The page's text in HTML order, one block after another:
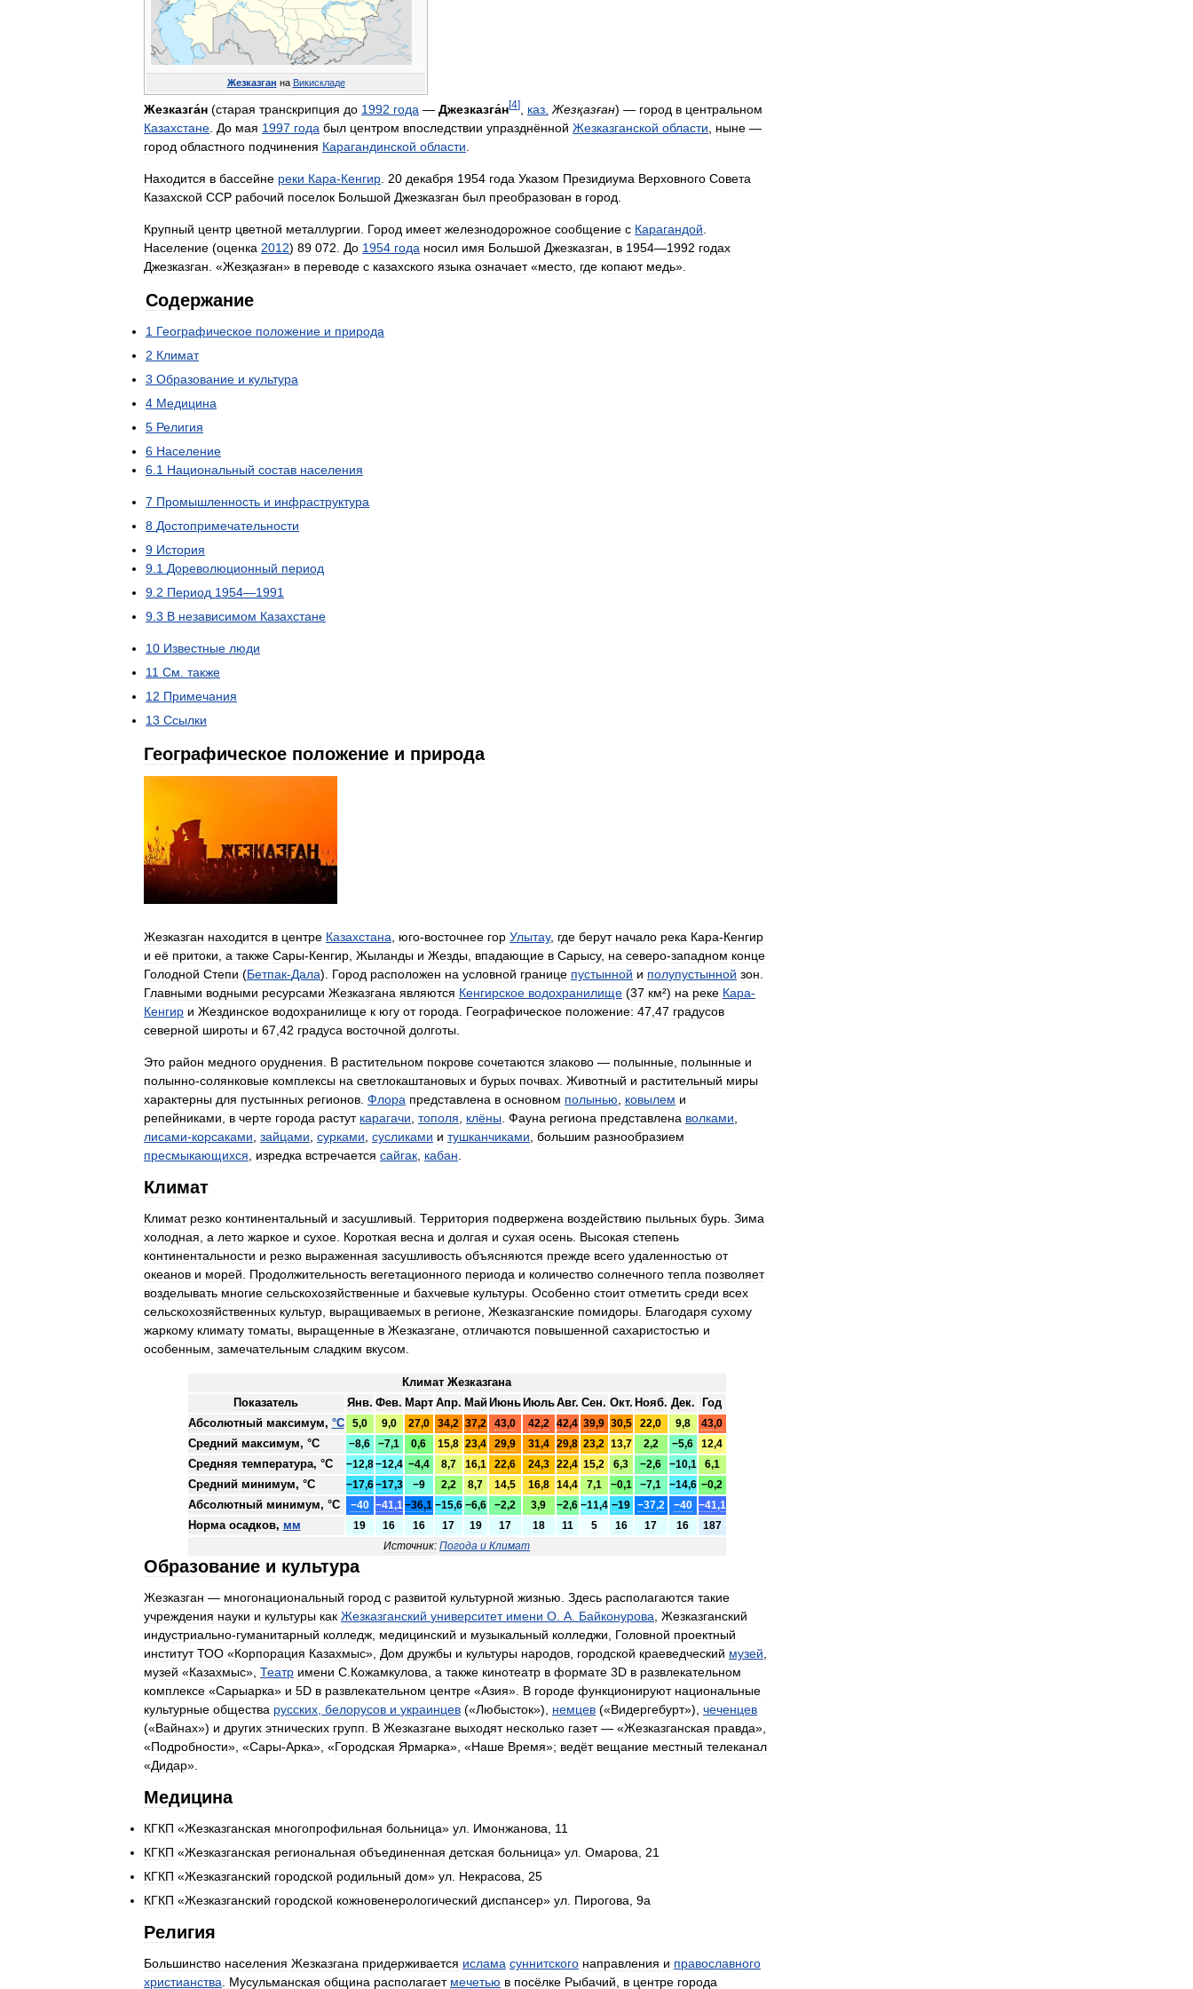
Жезказган на Викискладе
Жезказга́н (старая транскрипция до 1992 года — Джезказга́н[4] каз Жезқазған) — город в центральном
Казахстане До мая 1997 года был центром впоследствии упразднённой Жезказганской области ныне —
город областного подчинения Карагандинской области
Находится в бассейне реки Кара-Кенгир 20 декабря 1954 года Указом Президиума Верховного Совета
Казахской ССР рабочий поселок Большой Джезказган был преобразован в город
Крупный центр цветной металлургии Город имеет железнодорожное сообщение с Карагандой
Население (оценка 2012) 89 072 До 1954 года носил имя Большой Джезказган в 1954—1992 годах
Джезказган . «Жезқазған» в переводе с казахского языка означает«место где копают медь».
Содержание
1 Географическое положение и природа
2 Климат
3 Образование и культура
4 Медицина
5 Религия
6 Население
6 1 Национальный состав населения
7 Промышленность и инфраструктура
8 Достопримечательности
9 История
9 1 Дореволюционный период
9 2 Период 1954—1991
9 3 В независимом Казахстане
10 Известные люди
11 См также
12 Примечания
13 Ссылки
Географическое положение и природа
Жезказган находится в центре Казахстана юго-восточнее гор Улытау, где берут начало река Кара-Кенгир
и её притоки а также Сары-Кенгир Жыланды и Жезды впадающие в Сарысу, на северо-западном конце
Голодной Степи (Бетпак-Дала). Город расположен на условной границе пустынной и полупустынной зон
Главными водными ресурсами Жезказгана являются Кенгирское водохранилище (37 км²) на реке Кара-
Кенгир и Жездинское водохранилище к югу от города Географическое положение: 47 47 градусов
северной широты и 67 42 градуса восточной долготы
Это район медного оруднения В растительном покрове сочетаются злаково — полынные полынные и
полынно-солянковые комплексы на светлокаштановых и бурых почвах Животный и растительный миры
характерны для пустынных регионов Флора представлена в основном полынью ковылем и
репейниками
в черте города растут карагачи тополя клёны Фауна региона представлена волками
лисами-корсаками зайцами сурками сусликами и тушканчиками большим разнообразием
пресмыкающихся
изредка встречается сайгак кабан
Климат
Климат резко континентальный и засушливый Территория подвержена воздействию пыльных бурь Зима
холодная а лето жаркое и сухое Короткая весна и долгая и сухая осень Высокая степень
континентальности и резко выраженная засушливость объясняются прежде всего удаленностью от
океанов и морей Продолжительность вегетационного периода и количество солнечного тепла позволяет
возделывать многие сельскохозяйственные и бахчевые культуры Особенно стоит отметить среди всех
сельскохозяйственных культур выращиваемых в регионе Жезказганские помидоры Благодаря сухому
жаркому климату томаты выращенные в Жезказгане отличаются повышенной сахаристостью и
особенным замечательным сладким вкусом
Климат Жезказгана
Показатель
Янв. Фев. Март Апр. Май Июнь ИюльАвг. Сен. Окт. Нояб. Дек.
Год
Абсолютный максимум, °C 5,0 9,0 27,0 34,2 37,2 43,0 42,2 42,4 39,9 30,5 22,0 9,8 43,0
Средний максимум, °C −8,6 −7,1 0,6 15,8 23,4 29,9 31,4 29,8 23,2 13,7 2,2 −5,6 12,4
Средняя температура, °C −12,8−12,4 −4,4 8,7 16,1 22,6 24,3 22,4 15,2 6,3 −2,6 −10,1 6,1
Средний минимум, °C −17,6−17,3 −9 2,2 8,7 14,5 16,8 14,4 7,1 −0,1 −7,1 −14,6 −0,2
Абсолютный минимум, °C −40 −41,1−36,1 −15,6 −6,6 −2,2 3,9 −2,6 −11,4 −19 −37,2 −40 −41,1
Норма осадков, мм 19 16 16 17 19 17 18 11 5 16 17 16
187
Источник: Погода и Климат
Образование и культура
Жезказган — многонациональный город с развитой культурной жизнью Здесь располагаются такие
учреждения науки и культуры как Жезказганский университет имени О А Байконурова Жезказганский
индустриально-гуманитарный колледж медицинский и музыкальный колледжи Головной проектный
институт ТОО «Корпорация Казахмыс», Дом дружбы и культуры народов городской краеведческий музей
музей «Казахмыс», Театр имени С Кожамкулова а также кинотеатр в формате 3D в развлекательном
комплексе «Сарыарка» и 5D в развлекательном центре «Азия». В городе функционируют национальные
культурные общества русских белорусов и украинцев («Любысток»), немцев («Видергебурт»), чеченцев
(«Вайнах») и других этнических групп В Жезказгане выходят несколько газет— «Жезказганская правда»,
«Подробности», «Сары-Арка», «Городская Ярмарка», «Наше Время»; ведёт вещание местный телеканал
«Дидар».
Медицина
КГКП «Жезказганская многопрофильная больница» ул Имонжанова
11
КГКП «Жезказганская региональная объединенная детская больница» ул Омарова
21
КГКП «Жезказганский городской родильный дом» ул Некрасова
25
КГКП «Жезказганский городской кожновенерологический диспансер» ул Пирогова 9а
Религия
Большинство населения Жезказгана придерживается ислама суннитского направления и православного
христианства
Мусульманская община располагает мечетью в посёлке Рыбачий в центре города